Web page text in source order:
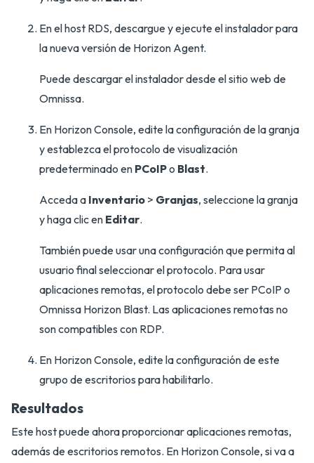
En el host RDS, descargue y ejecute el instalador para
la nueva versión de Horizon Agent.
Puede descargar el instalador desde el sitio web de
Omnissa.
En Horizon Console, edite la configuración de la granja
y establezca el protocolo de visualización
predeterminado en PCoIPo Blast.
Acceda a Inventario > Granjas, seleccione la granja
y haga clic en Editar.
También puede usar una configuración que permita al
usuario final seleccionar el protocolo. Para usar
aplicaciones remotas, el protocolo debe ser PCoIP o
Omnissa Horizon Blast. Las aplicaciones remotas no
son compatibles con RDP.
En Horizon Console, edite la configuración de este
grupo de escritorios para habilitarlo.
Resultados
Este host puede ahora proporcionar aplicaciones remotas,
además de escritorios remotos. En Horizon Console, si va a